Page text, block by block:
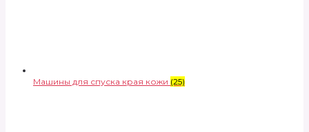
Машины для спуска края кожи (25)